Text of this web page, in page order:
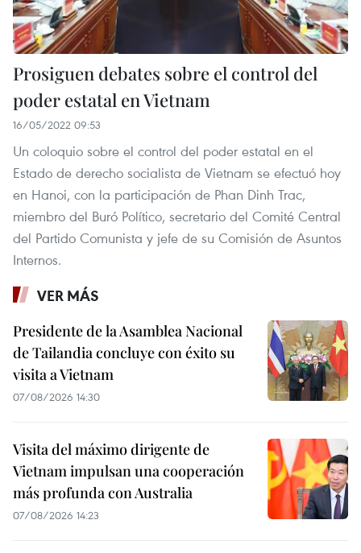
Prosiguen debates sobre el control del
poder estatal en Vietnam
16/05/2022 09:53
Un coloquio sobre el control del poder estatal en el
Estado de derecho socialista de Vietnam se efectuó hoy
en Hanoi, con la participación de Phan Dinh Trac,
miembro del Buró Político, secretario del Comité Central
del Partido Comunista y jefe de su Comisión de Asuntos
Internos.
VER MÁS
Presidente de la Asamblea Nacional
de Tailandia concluye con éxito su
visita a Vietnam
07/08/2026 14:30
Visita del máximo dirigente de
Vietnam impulsan una cooperación
más profunda con Australia
07/08/2026 14:23